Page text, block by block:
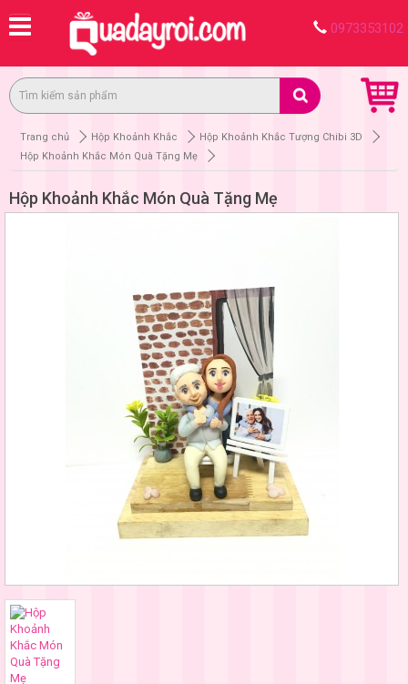
0973353102
Trang chủ Hộp Khoảnh Khắc
Hộp Khoảnh Khắc Tượng Chibi 3D
Hộp Khoảnh Khắc Món Quà Tặng Mẹ
Hộp Khoảnh Khắc Món Quà Tặng Mẹ